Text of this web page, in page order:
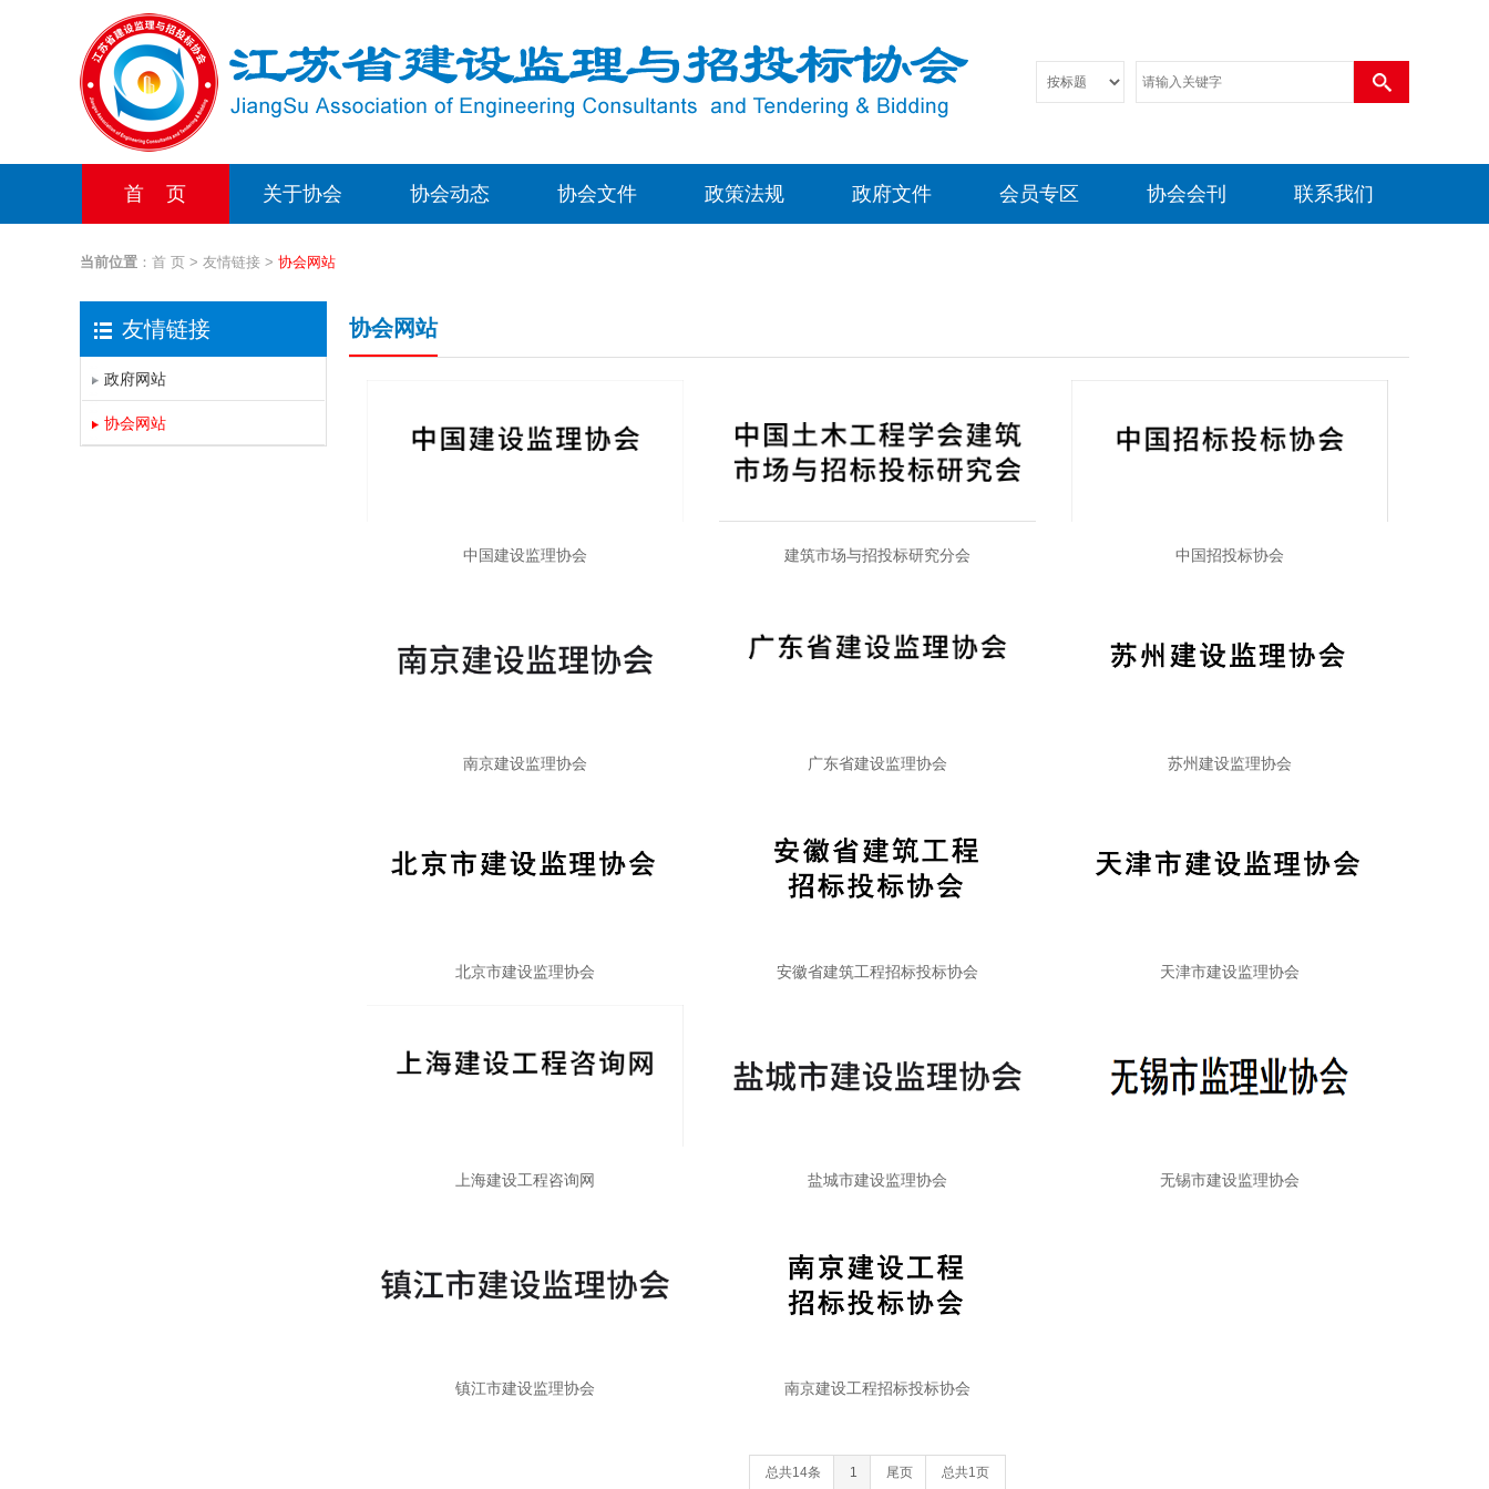
首 页 关于协会 协会动态 协会文件 政策法规 政府文件 会员专区 协会会刊 联系我们
当前位置 ： 首 页 > 友情链接 > 协会网站
友情链接
政府网站
协会网站
协会网站
中国建设监理协会 建筑市场与招投标研究分会 中国招投标协会
南京建设监理协会 广东省建设监理协会 苏州建设监理协会
北京市建设监理协会 安徽省建筑工程招标投标协会 天津市建设监理协会
上海建设工程咨询网 盐城市建设监理协会 无锡市建设监理协会
镇江市建设监理协会 南京建设工程招标投标协会
总共14条 1 尾页 总共1页